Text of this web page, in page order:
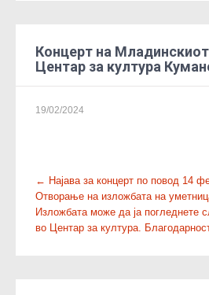
Концерт на
Центар за култура
19/02/2024
P
o
s
← Најава за концерт по повод 14
Отворање на изложбата на
Изложбата може да ја погледнете
во Центар за култура.